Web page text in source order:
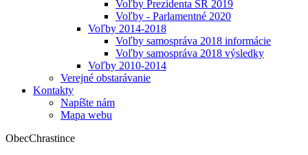
Voľby Prezidenta SR 2019
Voľby - Parlamentné 2020
Voľby 2014-2018
Voľby samospráva 2018 informácie
Voľby samospráva 2018 výsledky
Voľby 2010-2014
Verejné obstarávanie
Kontakty
Napíšte nám
Mapa webu
ObecChrastince